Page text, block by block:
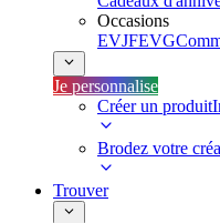
Occasions
EVJFEVG
Je personnalise
Créer un produit
Brodez votre
Trouver